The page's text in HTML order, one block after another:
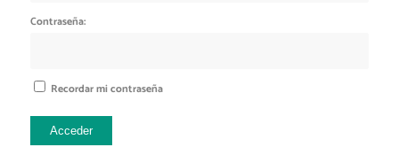
Contraseña:
Recordar mi contraseña
Acceder